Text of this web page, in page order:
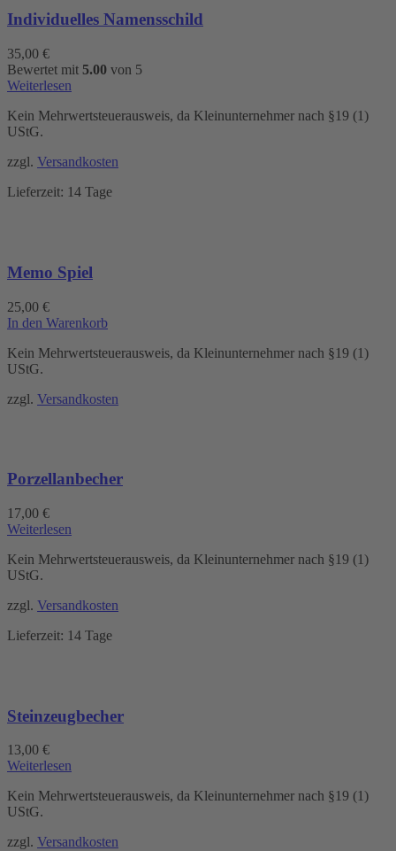
Individuelles Namensschild
35,00 €
Bewertet mit 5.00 von 5
Weiterlesen
Kein Mehrwertsteuerausweis, da Kleinunternehmer nach §19 (1)
UStG.
zzgl. Versandkosten
Lieferzeit: 14 Tage
Memo Spiel
25,00 €
In den Warenkorb
Kein Mehrwertsteuerausweis, da Kleinunternehmer nach §19 (1)
UStG.
zzgl. Versandkosten
Porzellanbecher
17,00 €
Weiterlesen
Kein Mehrwertsteuerausweis, da Kleinunternehmer nach §19 (1)
UStG.
zzgl. Versandkosten
Lieferzeit: 14 Tage
Steinzeugbecher
13,00 €
Weiterlesen
Kein Mehrwertsteuerausweis, da Kleinunternehmer nach §19 (1)
UStG.
zzgl. Versandkosten